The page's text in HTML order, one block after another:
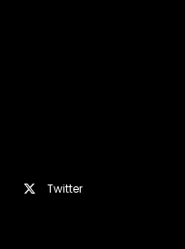
Twitter